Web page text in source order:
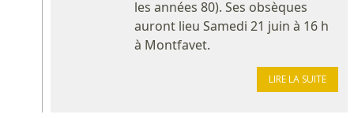
les années 80). Ses obsèques
auront lieu Samedi 21 juin à 16 h
à Montfavet.
LIRE LA SUITE